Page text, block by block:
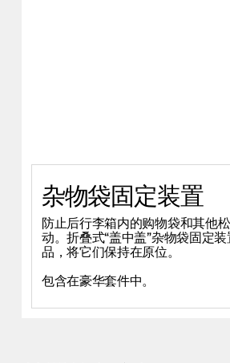
杂物袋固定装置
防止后行李箱内的购物袋和其他
动。折叠式“盖中盖”杂物袋固定
品，将它们保持在原位。
包含在豪华套件中。